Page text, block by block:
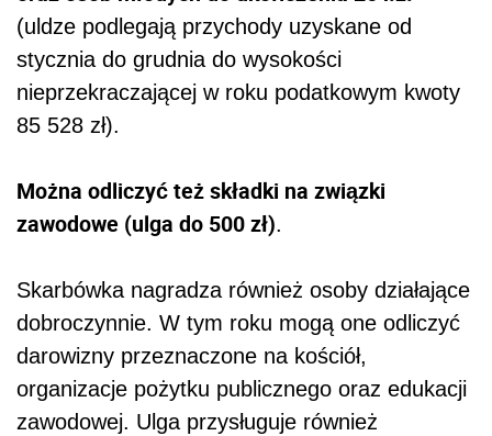
(uldze podlegają przychody uzyskane od
stycznia do grudnia do wysokości
nieprzekraczającej w roku podatkowym kwoty
85 528 zł).
Można odliczyć też składki na związki
zawodowe (ulga do 500 zł).
Skarbówka nagradza również osoby działające
dobroczynnie. W tym roku mogą one odliczyć
darowizny przeznaczone na kościół,
organizacje pożytku publicznego oraz edukacji
zawodowej. Ulga przysługuje również